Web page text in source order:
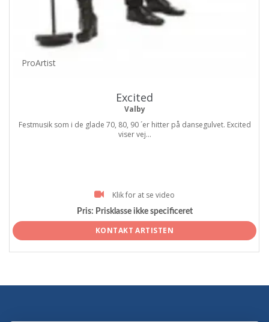
ProArtist
Excited
Valby
Festmusik som i de glade 70, 80, 90 ´er hitter på dansegulvet. Excited
viser vej...
Klik for at se video
Pris: Prisklasse ikke specificeret
KONTAKT ARTISTEN